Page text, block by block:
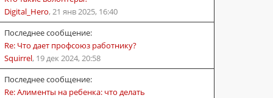
Digital_Hero, 21 янв 2025, 16:40
Последнее сообщение:
Re: Что дает профсоюз работнику?
Squirrel, 19 дек 2024, 20:58
Последнее сообщение:
Re: Алименты на ребенка: что делать